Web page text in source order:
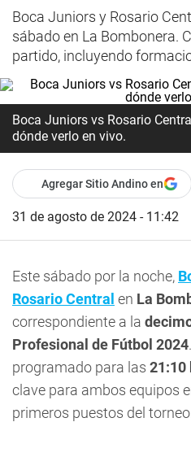
Boca Juniors y Rosario
sábado en La Bombonera.
partido, incluyendo
Boca Juniors vs Rosario
dónde verlo en vivo.
Agregar Sitio Andino en
31 de agosto de 2024 - 11:42
Este sábado por la noche,
Rosario Central en La
correspondiente a la
Profesional de Fútbol 2024
programado para las 21:10
clave para ambos equipos
primeros puestos del